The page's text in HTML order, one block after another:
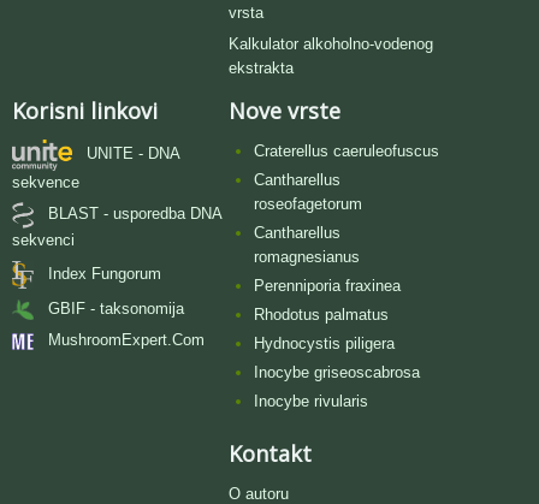
vrsta
Kalkulator alkoholno-vodenog
ekstrakta
Korisni linkovi
UNITE - DNA
sekvence
BLAST - usporedba DNA
sekvenci
Index Fungorum
GBIF - taksonomija
MushroomExpert.Com
Nove vrste
Craterellus caeruleofuscus
Cantharellus
roseofagetorum
Cantharellus
romagnesianus
Perenniporia fraxinea
Rhodotus palmatus
Hydnocystis piligera
Inocybe griseoscabrosa
Inocybe rivularis
Kontakt
O autoru